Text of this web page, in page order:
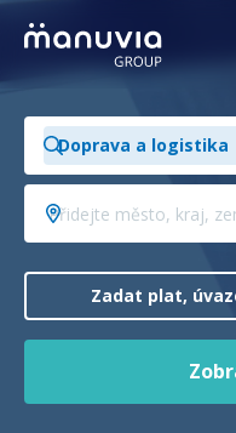
obsahPro firmy a
O nás
Čeština
Jazyk
Česká republika
Země
/
region
Hledejte
pozici,
obor,
profesi
...
Doprava a logistika
Přidejte
město,
...
Zadat plat,